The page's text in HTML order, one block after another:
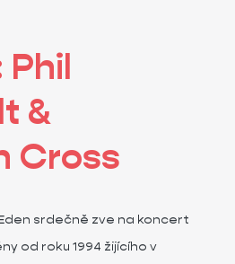
&
Cross
srdečně zve na koncert
od roku 1994 žijícího v